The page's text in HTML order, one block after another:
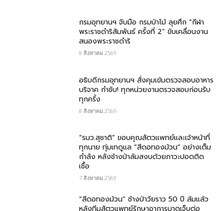
กรมอุทยานฯ จับมือ กรมป่าไม้ ลุยศึก “กีฬา
พระราชดำริสัมพันธ์ ครั้งที่ 2” ขับเคลื่อนงาน
สนองพระราชดำริ
8 สิงหาคม 2569
อธิบดีกรมอุทยานฯ สั่งคุมเข้มตรวจสอบอาหาร
บริจาค​ กำชับ! ทุกหน่วยงานตรวจสอบก่อนรับ
ทุกครั้ง
8 สิงหาคม 2569
“รมว.สุชาติ” ขอบคุณสัตวแพทย์และเจ้าหน้าที่
ทุกนาย ทุ่มเทดูแล “สีดอทองม้วน” อย่างเต็ม
กำลัง หลังช้างป่าล้มสงบด้วยภาวะปอดติด
เชื้อ
7 สิงหาคม 2569
“สีดอทองม้วน” ช้างป่าวัยราว 50 ปี ล้มแล้ว